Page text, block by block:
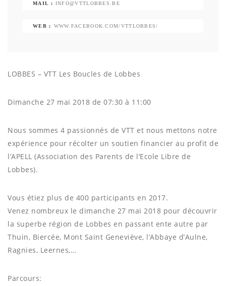
MAIL : INFO@VTTLOBBES.BE
WEB : WWW.FACEBOOK.COM/VTTLOBBES/
LOBBES – VTT Les Boucles de Lobbes
Dimanche 27 mai 2018 de 07:30 à 11:00
Nous sommes 4 passionnés de VTT et nous mettons notre
expérience pour récolter un soutien financier au profit de
l’APELL (Association des Parents de l’Ecole Libre de
Lobbes).
Vous étiez plus de 400 participants en 2017.
Venez nombreux le dimanche 27 mai 2018 pour découvrir
la superbe région de Lobbes en passant ente autre par
Thuin, Biercée, Mont Saint Geneviève, l’Abbaye d’Aulne,
Ragnies, Leernes,…
Parcours: